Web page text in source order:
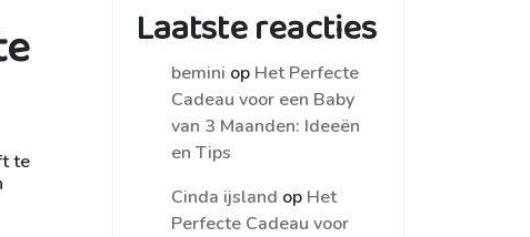
te
Laatste reacties
bemini op Het Perfecte
Cadeau voor een Baby
van 3 Maanden: Ideeën
en Tips
Cinda ijsland op Het
Perfecte Cadeau voor